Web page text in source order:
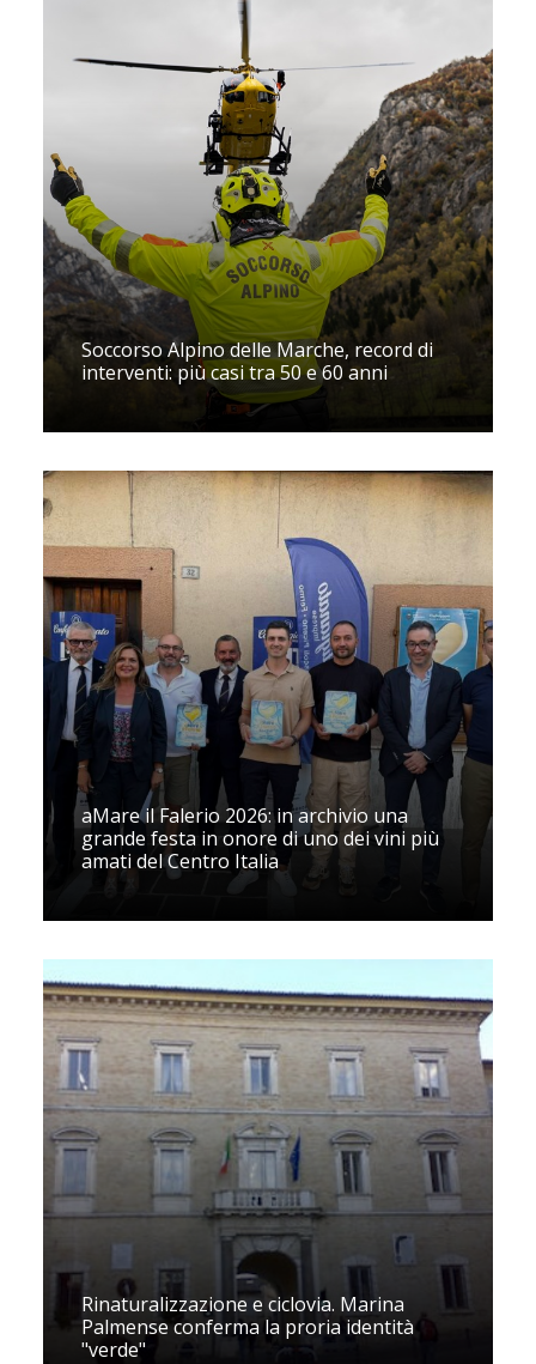
Soccorso Alpino delle Marche, record di
interventi: più casi tra 50 e 60 anni
aMare il Falerio 2026: in archivio una
grande festa in onore di uno dei vini più
amati del Centro Italia
Rinaturalizzazione e ciclovia. Marina
Palmense conferma la proria identità
"verde"